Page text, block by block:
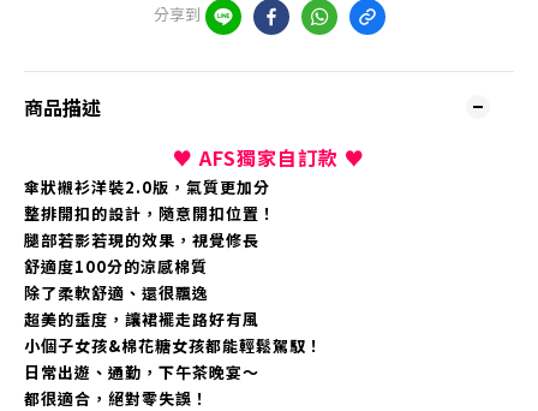
分享到
商品描述
♥ AFS獨家自訂款 ♥
傘狀襯衫洋裝2.0版，氣質更加分
整排開扣的設計，隨意開扣位置！
腿部若影若現的效果，視覺修長
舒適度100分的涼感棉質
除了柔軟舒適、還很飄逸
超美的垂度，讓裙襬走路好有風
小個子女孩&棉花糖女孩都能輕鬆駕馭！
日常出遊、通勤，下午茶晚宴～
都很適合，絕對零失誤！